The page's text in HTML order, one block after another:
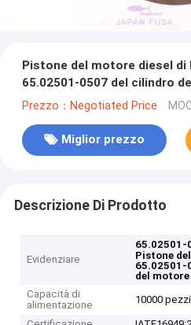
Pistone del motore diesel di
65.02501-0507 del cilindro
Prezzo：Negotiated Price
Miglior prezzo
Descrizione Di Prodotto
Evidenziare
65.02501-
Pistone
65.02501-
del motore
Capacità di
alimentazione
10000